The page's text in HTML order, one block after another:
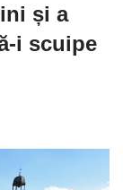
și a
i scuipe